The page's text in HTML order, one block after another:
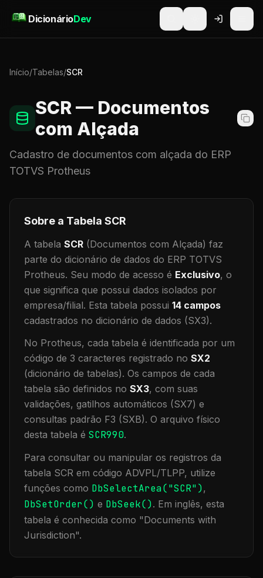
DicionárioDev
Início/Tabelas/SCR
SCR — Documentos
com Alçada
Cadastro de documentos com alçada do ERP
TOTVS Protheus
Sobre a Tabela SCR
A tabela SCR (Documentos com Alçada) faz
parte do dicionário de dados do ERP TOTVS
Protheus. Seu modo de acesso é Exclusivo, o
que significa que possui dados isolados por
empresa/filial. Esta tabela possui 14 campos
cadastrados no dicionário de dados (SX3).
No Protheus, cada tabela é identificada por um
código de 3 caracteres registrado no SX2
(dicionário de tabelas). Os campos de cada
tabela são definidos no SX3, com suas
validações, gatilhos automáticos (SX7) e
consultas padrão F3 (SXB). O arquivo físico
desta tabela é SCR990.
Para consultar ou manipular os registros da
tabela SCR em código ADVPL/TLPP, utilize
funções como DbSelectArea("SCR"),
DbSetOrder() e DbSeek(). Em inglês, esta
tabela é conhecida como "Documents with
Jurisdiction".